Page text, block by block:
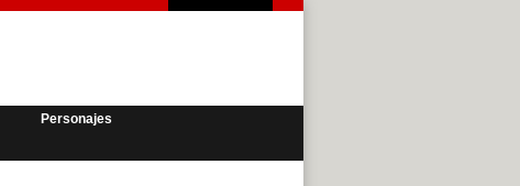
Personajes